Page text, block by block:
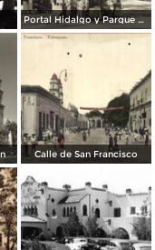
Portal Hidalgo y Parque Juárez
Calle de San Francisco